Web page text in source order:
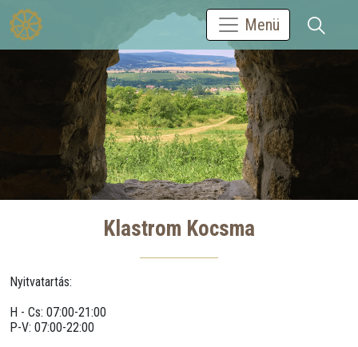
Menü
Klastrom Kocsma
Nyitvatartás:
H - Cs: 07:00-21:00
P-V: 07:00-22:00